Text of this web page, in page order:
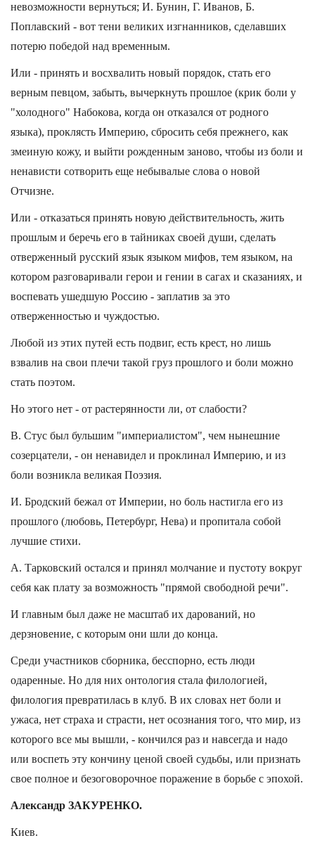
невозможности вернуться; И. Бунин, Г. Иванов, Б.
Поплавский - вот тени великих изгнанников, сделавших
потерю победой над временным.
Или - принять и восхвалить новый порядок, стать его
верным певцом, забыть, вычеркнуть прошлое (крик боли у
"холодного" Набокова, когда он отказался от родного
языка), проклясть Империю, сбросить себя прежнего, как
змеиную кожу, и выйти рожденным заново, чтобы из боли и
ненависти сотворить еще небывалые слова о новой
Отчизне.
Или - отказаться принять новую действительность, жить
прошлым и беречь его в тайниках своей души, сделать
отверженный русский язык языком мифов, тем языком, на
котором разговаривали герои и гении в сагах и сказаниях, и
воспевать ушедшую Россию - заплатив за это
отверженностью и чуждостью.
Любой из этих путей есть подвиг, есть крест, но лишь
взвалив на свои плечи такой груз прошлого и боли можно
стать поэтом.
Но этого нет - от растерянности ли, от слабости?
В. Стус был бульшим "империалистом", чем нынешние
созерцатели, - он ненавидел и проклинал Империю, и из
боли возникла великая Поэзия.
И. Бродский бежал от Империи, но боль настигла его из
прошлого (любовь, Петербург, Нева) и пропитала собой
лучшие стихи.
А. Тарковский остался и принял молчание и пустоту вокруг
себя как плату за возможность "прямой свободной речи".
И главным был даже не масштаб их дарований, но
дерзновение, с которым они шли до конца.
Среди участников сборника, бесспорно, есть люди
одаренные. Но для них онтология стала филологией,
филология превратилась в клуб. В их словах нет боли и
ужаса, нет страха и страсти, нет осознания того, что мир, из
которого все мы вышли, - кончился раз и навсегда и надо
или воспеть эту кончину ценой своей судьбы, или признать
свое полное и безоговорочное поражение в борьбе с эпохой.
Александр ЗАКУРЕНКО.
Киев.